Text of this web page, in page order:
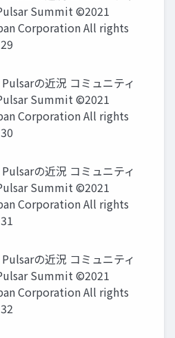
Summit ©2021
Corporation All rights
の近況 コミュニティ
Summit ©2021
Corporation All rights
の近況 コミュニティ
Summit ©2021
Corporation All rights
の近況 コミュニティ
Summit ©2021
Corporation All rights